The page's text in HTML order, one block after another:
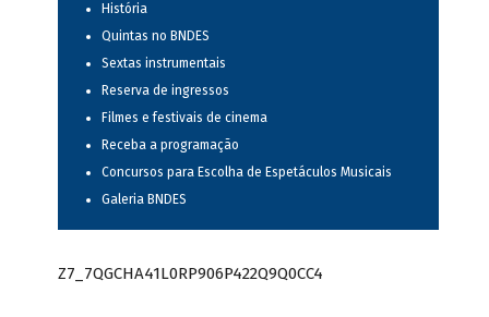
História
Quintas no BNDES
Sextas instrumentais
Reserva de ingressos
Filmes e festivais de cinema
Receba a programação
Concursos para Escolha de Espetáculos Musicais
Galeria BNDES
Z7_7QGCHA41L0RP906P422Q9Q0CC4